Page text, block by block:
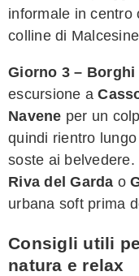
informale in centro
colline di
Giorno 3 –
escursione a
Navene per un
quindi rientro lungo
soste ai
Riva del Garda o
urbana soft prima
Consigli utili
natura e relax